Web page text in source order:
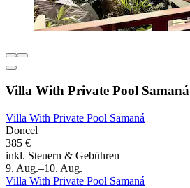
Villa With Private Pool Samaná
Villa With Private Pool Samaná
Doncel
385 €
inkl. Steuern & Gebühren
9. Aug.–10. Aug.
Villa With Private Pool Samaná